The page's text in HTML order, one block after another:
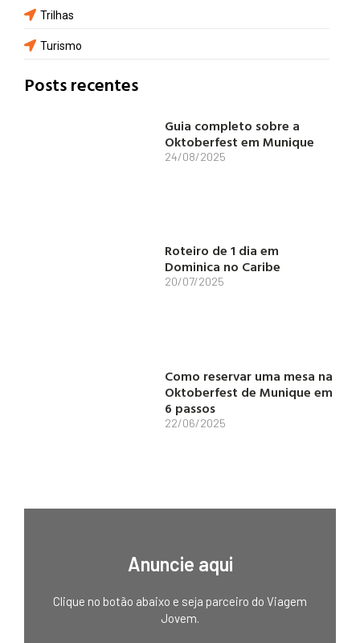
Trilhas
Turismo
Posts recentes
Guia completo sobre a
Oktoberfest em Munique
24/08/2025
Roteiro de 1 dia em
Dominica no Caribe
20/07/2025
Como reservar uma mesa na
Oktoberfest de Munique em
6 passos
22/06/2025
Anuncie aqui
Clique no botão abaixo e seja parceiro do Viagem
Jovem.